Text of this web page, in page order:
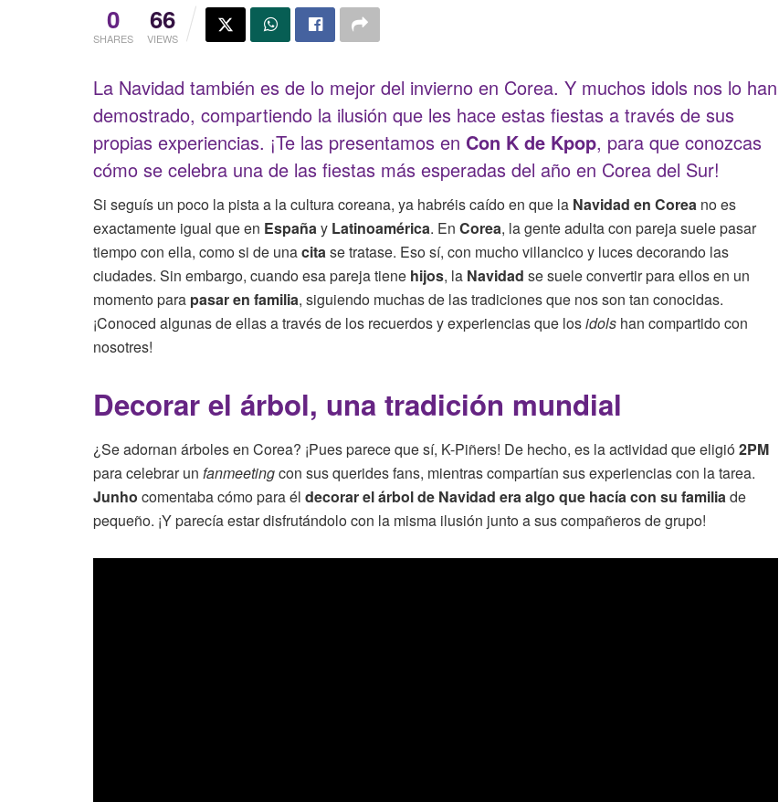
0
SHARES
66
VIEWS
La Navidad también es de lo mejor del invierno en Corea. Y muchos idols nos lo han
demostrado, compartiendo la ilusión que les hace estas fiestas a través de sus
propias experiencias. ¡Te las presentamos en Con K de Kpop, para que conozcas
cómo se celebra una de las fiestas más esperadas del año en Corea del Sur!
Si seguís un poco la pista a la cultura coreana, ya habréis caído en que la Navidad en Corea no es
exactamente igual que en Españay Latinoamérica. En Corea, la gente adulta con pareja suele pasar
tiempo con ella, como si de unacitase tratase. Eso sí, con mucho villancico y luces decorando las
ciudades. Sin embargo, cuando esa pareja tiene hijos, la Navidad se suele convertir para ellos en un
momento para pasar en familia, siguiendo muchas de las tradiciones que nos son tan conocidas.
¡Conoced algunas de ellas a través de los recuerdos y experiencias que losidols han compartido con
nosotres!
Decorar el árbol, una tradición mundial
¿Se adornan árboles en Corea? ¡Pues parece que sí, K-Piñers! De hecho, es la actividad que eligió2PM
para celebrar un fanmeetingcon sus querides fans, mientras compartían sus experiencias con la tarea.
Junho comentaba cómo para él decorar el árbol de Navidad era algo que hacía con su familiade
pequeño. ¡Y parecía estar disfrutándolo con la misma ilusión junto a sus compañeros de grupo!